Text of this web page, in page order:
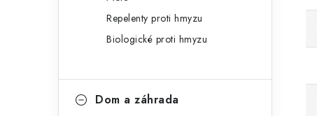
Repelenty proti hmyzu
Biologické proti hmyzu
Dom a záhrada